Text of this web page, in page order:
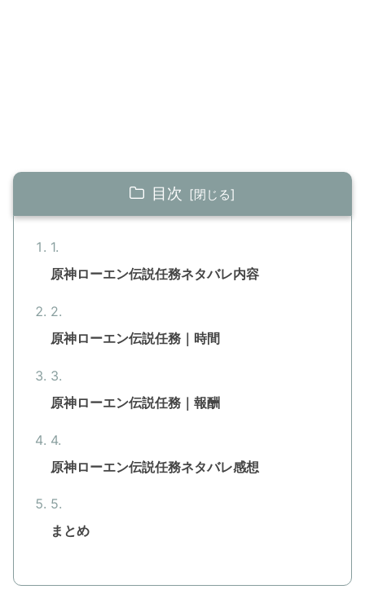
目次
原神ローエン伝説任務ネタバレ内容
原神ローエン伝説任務｜時間
原神ローエン伝説任務｜報酬
原神ローエン伝説任務ネタバレ感想
まとめ